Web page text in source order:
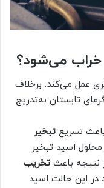
خراب می‌شود؟
عمل می‌کند. برخلاف
تابستان به‌تدریج
تبخیر
اسید تبخیر
نتیجه باعث تخریب
در این حالت اسید